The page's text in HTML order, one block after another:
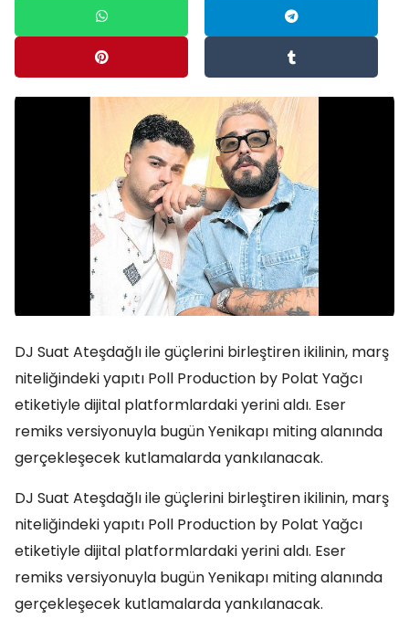
DJ Suat Ateşdağlı ile güçlerini birleştiren ikilinin, marş
niteliğindeki yapıtı Poll Production by Polat Yağcı
etiketiyle dijital platformlardaki yerini aldı. Eser
remiks versiyonuyla bugün Yenikapı miting alanında
gerçekleşecek kutlamalarda yankılanacak.
DJ Suat Ateşdağlı ile güçlerini birleştiren ikilinin, marş
niteliğindeki yapıtı Poll Production by Polat Yağcı
etiketiyle dijital platformlardaki yerini aldı. Eser
remiks versiyonuyla bugün Yenikapı miting alanında
gerçekleşecek kutlamalarda yankılanacak.